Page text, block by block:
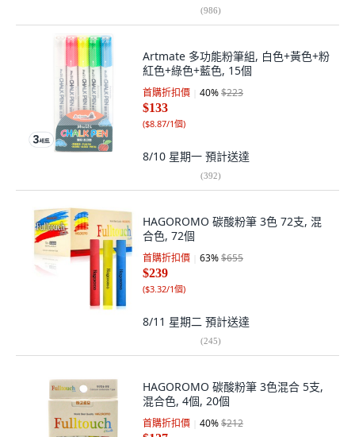
(986)
Artmate 多功能粉筆組, 白色+黃色+粉
紅色+綠色+藍色, 15個
首購折扣價 40%$223
$133
($8.87/1個)
8/10 星期一 預計送達
(392)
HAGOROMO 碳酸粉筆 3色 72支, 混
合色, 72個
首購折扣價 63%$655
$239
($3.32/1個)
8/11 星期二 預計送達
(245)
HAGOROMO 碳酸粉筆 3色混合 5支,
混合色, 4個, 20個
首購折扣價 40%$212